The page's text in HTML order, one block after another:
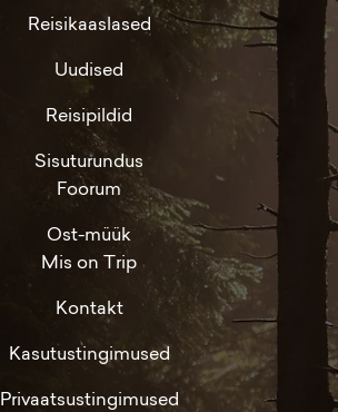
Reisikaaslased
Uudised
Reisipildid
Sisuturundus
Foorum
Ost-müük
Mis on Trip
Kontakt
Kasutustingimused
Privaatsustingimused